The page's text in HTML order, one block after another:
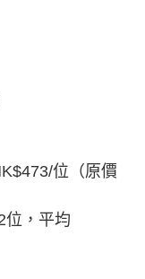
位（原價
位，平均